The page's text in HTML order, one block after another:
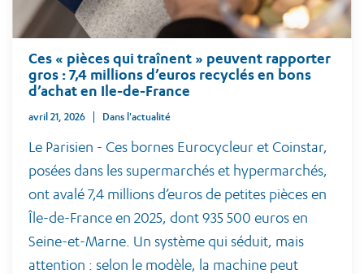
Ces « pièces qui traînent » peuvent rapporter
gros : 7,4 millions d’euros recyclés en bons
d’achat en Ile-de-France
avril 21, 2026 Dans l'actualité
Le Parisien - Ces bornes Eurocycleur et Coinstar,
posées dans les supermarchés et hypermarchés,
ont avalé 7,4 millions d’euros de petites pièces en
Île-de-France en 2025, dont 935 500 euros en
Seine-et-Marne. Un système qui séduit, mais
attention : selon le modèle, la machine peut